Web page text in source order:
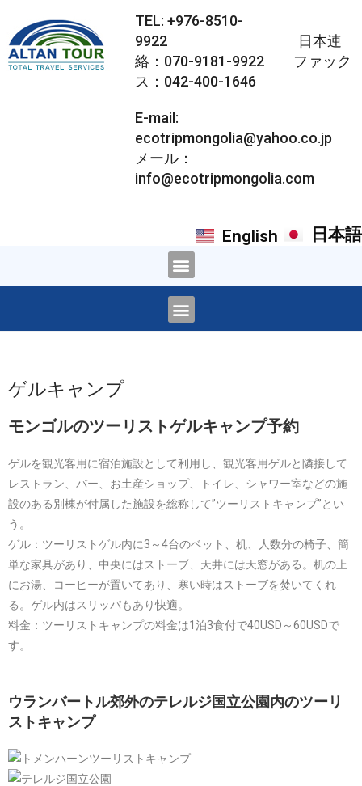
TEL: +976-8510-
9922 日本連
絡：070-9181-9922 ファック
ス：042-400-1646
E-mail:
ecotripmongolia@yahoo.co.jp
メール：
info@ecotripmongolia.com
English 日本語
ゲルキャンプ
モンゴルのツーリストゲルキャンプ予約
ゲルを観光客用に宿泊施設として利用し、観光客用ゲルと隣接して
レストラン、バー、お土産ショップ、トイレ、シャワー室などの施
設のある別棟が付属した施設を総称して”ツーリストキャンプ”とい
う。
ゲル：ツーリストゲル内に3～4台のベット、机、人数分の椅子、簡
単な家具があり、中央にはストーブ、天井には天窓がある。机の上
にお湯、コーヒーが置いてあり、寒い時はストーブを焚いてくれ
る。ゲル内はスリッパもあり快適。
料金：ツーリストキャンプの料金は1泊3食付で40USD～60USDで
す。
ウランバートル郊外のテレルジ国立公園内のツーリ
ストキャンプ